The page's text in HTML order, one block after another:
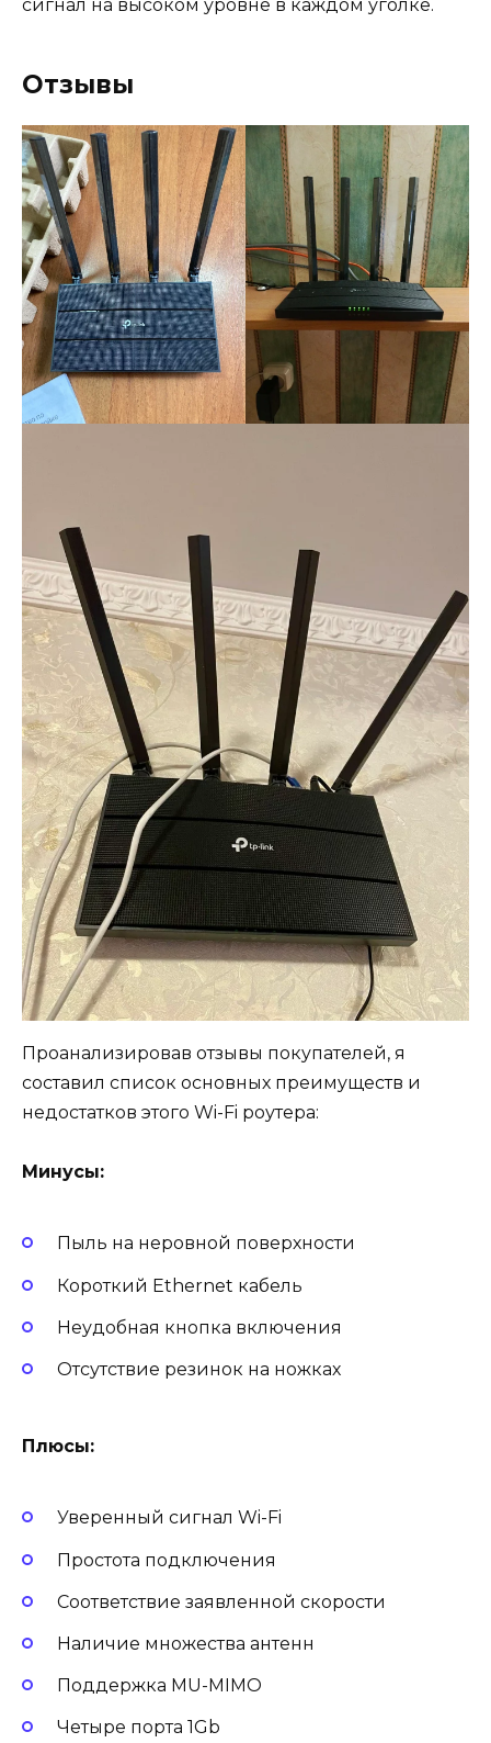
сигнал на высоком уровне в каждом уголке.
Отзывы
Проанализировав отзывы покупателей, я
составил список основных преимуществ и
недостатков этого Wi-Fi роутера:
Минусы:
Пыль на неровной поверхности
Короткий Ethernet кабель
Неудобная кнопка включения
Отсутствие резинок на ножках
Плюсы:
Уверенный сигнал Wi-Fi
Простота подключения
Соответствие заявленной скорости
Наличие множества антенн
Поддержка MU-MIMO
Четыре порта 1Gb